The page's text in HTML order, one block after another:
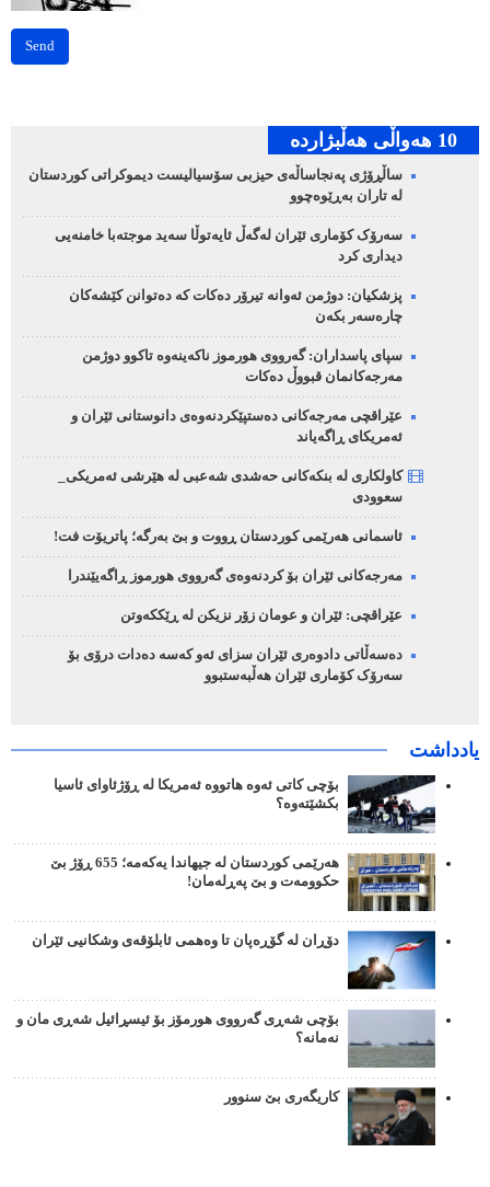
Send
10 هه‌واڵی هه‌ڵبژارده‌
ساڵڕۆژی پەنجاساڵەی حیزبی سۆسیالیست دیموکراتی کوردستان
لە تاران بەڕێوەچوو
سەرۆک کۆماری ئێران لەگەڵ ئایەتوڵا سەید موجتەبا خامنەیی
دیداری کرد
پزشکیان: دوژمن ئەوانە تیرۆر دەکات کە دەتوانن کێشەکان
چارەسەر بکەن
سپای پاسداران: گەرووی هورموز ناکەینەوە تاکوو دوژمن
مەرجەکانمان قبووڵ دەکات
عێراقچی مەرجەکانی دەستپێکردنەوەی دانوستانی ئێران و
ئەمریکای ڕاگەیاند
کاولکاری لە بنکەکانی حەشدی شەعبی لە هێرشی ئەمریکی_
سعوودی
ئاسمانی هەرێمی کوردستان ڕووت و بێ بەرگە؛ پاتریۆت فت!
مەرجەکانی ئێران بۆ کردنەوەی گەرووی هورموز ڕاگەیێندرا
عێراقچی: ئێران و عومان زۆر نزیکن لە ڕێککەوتن
دەسەڵاتی دادوەری ئێران سزای ئەو کەسە دەدات درۆی بۆ
سەرۆک کۆماری ئێران هەڵبەستبوو
یادداشت
بۆچی کاتی ئەوە هاتووە ئەمریکا لە ڕۆژئاوای ئاسیا
بکشێتەوە؟
هەرێمی کوردستان لە جیهاندا یەکەمە؛ 655 ڕۆژ بێ
حکوومەت و بێ پەڕلەمان!
دۆڕان لە گۆڕەپان تا وەهمی ئابلۆقەی وشکانیی ئێران
بۆچی شەڕی گەرووی هورمۆز بۆ ئیسڕائیل شەڕی مان و
نەمانە؟
کاریگەری بێ سنوور